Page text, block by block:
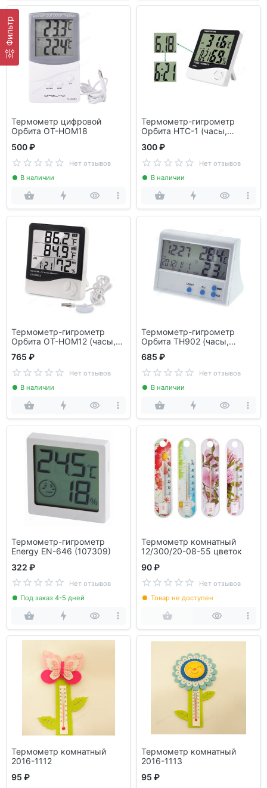
Фильтр
Термометр цифровой
Орбита OT-HOM18
500 ₽
Нет отзывов
В наличии
Термометр-гигрометр
Орбита HTC-1 (часы,
300 ₽
Нет отзывов
В наличии
Термометр-гигрометр
Орбита OT-HOM12 (часы,
765 ₽
Нет отзывов
В наличии
Термометр-гигрометр
Орбита TH902 (часы,
685 ₽
Нет отзывов
В наличии
Термометр-гигрометр
Energy EN-646 (107309)
322 ₽
Нет отзывов
Под заказ 4-5 дней
Термометр комнатный
12/300/20-08-55 цветок
90 ₽
Нет отзывов
Товар не доступен
Термометр комнатный
2016-1112
95 ₽
Термометр комнатный
2016-1113
95 ₽